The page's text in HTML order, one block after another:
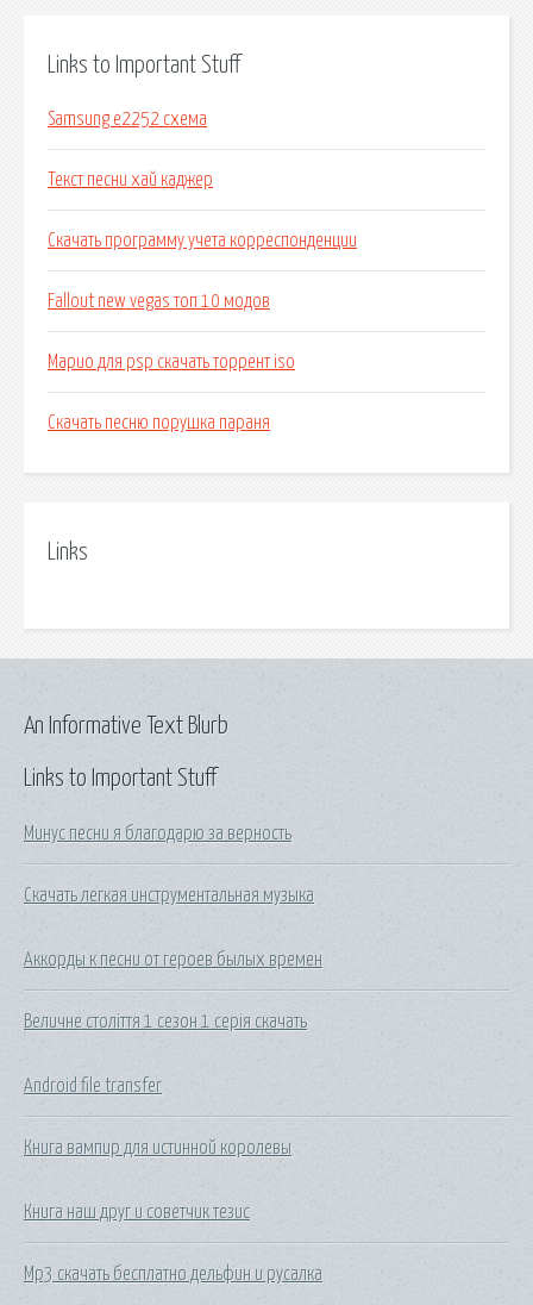
Links to Important Stuff
Samsung e2252 схема
Текст песни хай каджер
Скачать программу учета корреспонденции
Fallout new vegas топ 10 модов
Марио для psp скачать торрент iso
Скачать песню порушка параня
Links
Links to Important Stuff
Минус песни я благодарю за верность
Скачать легкая инструментальная музыка
Аккорды к песни от героев былых времен
Величне століття 1 сезон 1 серія скачать
Android file transfer
Книга вампир для истинной королевы
Книга наш друг и советчик тезис
Mp3 скачать бесплатно дельфин и русалка
An Informative Text Blurb